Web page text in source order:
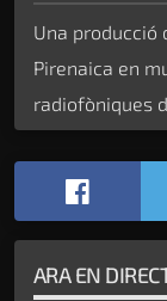
Una producció
Pirenaica en
radiofòniques
ARA EN